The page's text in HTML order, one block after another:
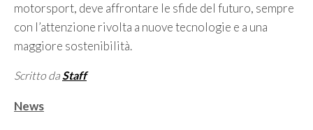
motorsport, deve affrontare le sfide del futuro, sempre
con l’attenzione rivolta a nuove tecnologie e a una
maggiore sostenibilità.
Scritto daStaff
Categorie
News